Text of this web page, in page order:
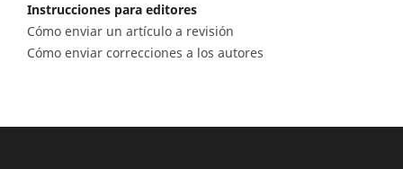
Instrucciones para editores
Cómo enviar un artículo a revisión
Cómo enviar correcciones a los autores